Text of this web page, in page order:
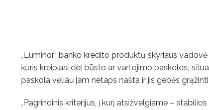
„Luminor“ banko kredito produktų skyriaus
kuris kreipiasi dėl būsto ar vartojimo paskolos,
paskola vėliau jam netaps našta ir jis gebės
„Pagrindinis kriterijus, į kurį atsižvelgiame –